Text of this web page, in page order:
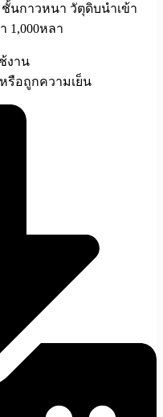
นกาวหนา วัตุดิบนำเข้า
1,000หลา
งาน
รือถูกความเย็น